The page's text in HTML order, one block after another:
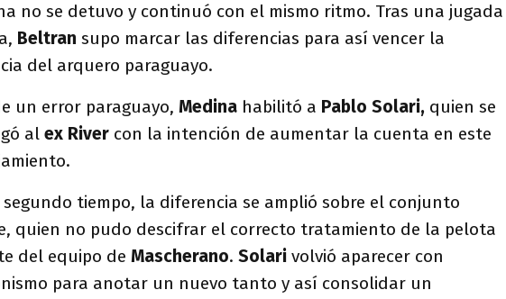
no se detuvo y continuó con el mismo ritmo. Tras una jugada
Beltran supo marcar las diferencias para así vencer la
del arquero paraguayo.
un error paraguayo, Medina habilitó a Pablo Solari, quien se
al ex River con la intención de aumentar la cuenta en este
segundo tiempo, la diferencia se amplió sobre el conjunto
quien no pudo descifrar el correcto tratamiento de la pelota
del equipo de Mascherano. Solari volvió aparecer con
para anotar un nuevo tanto y así consolidar un